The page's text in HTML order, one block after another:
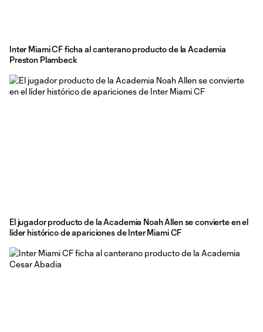
Inter Miami CF ficha al canterano producto de la Academia
Preston Plambeck
El jugador producto de la Academia Noah Allen se convierte en el
líder histórico de apariciones de Inter Miami CF